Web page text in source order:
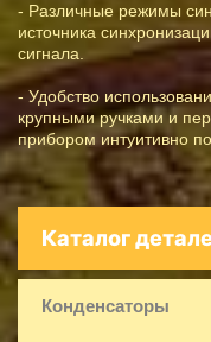
- Различные режимы
источника
сигнала.
- Удобство
крупными ручками и
прибором интуитивно
Каталог
Конденсаторы